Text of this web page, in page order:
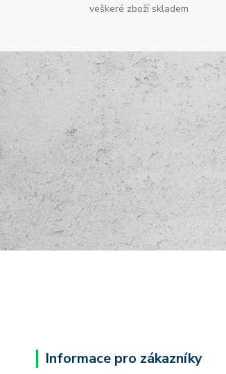
veškeré zboží skladem
Informace pro zákazníky